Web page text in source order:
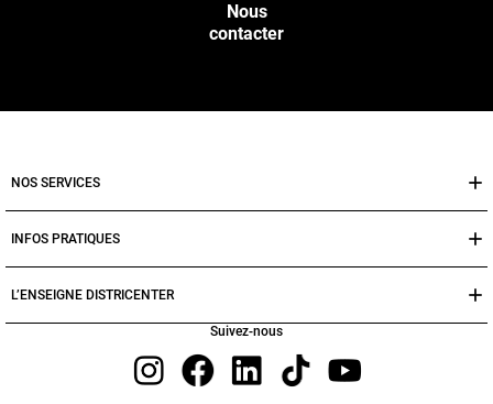
Nous
contacter
NOS SERVICES
INFOS PRATIQUES
L’ENSEIGNE DISTRICENTER
Suivez-nous